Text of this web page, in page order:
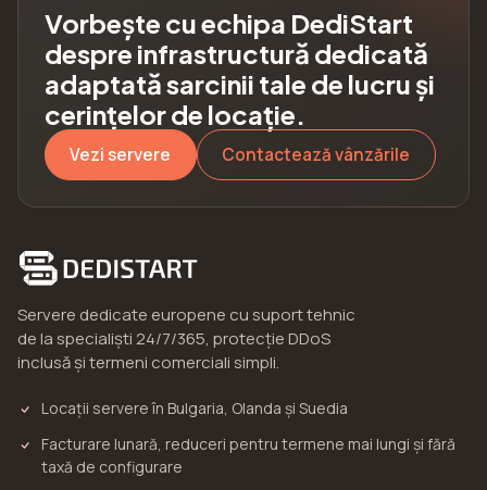
Vorbește cu echipa DediStart
despre infrastructură dedicată
adaptată sarcinii tale de lucru și
cerințelor de locație.
Vezi servere Contactează vânzările
Servere dedicate europene cu suport tehnic
de la specialiști 24/7/365, protecție DDoS
inclusă și termeni comerciali simpli.
Locații servere în Bulgaria, Olanda și Suedia
Facturare lunară, reduceri pentru termene mai lungi și fără
taxă de configurare